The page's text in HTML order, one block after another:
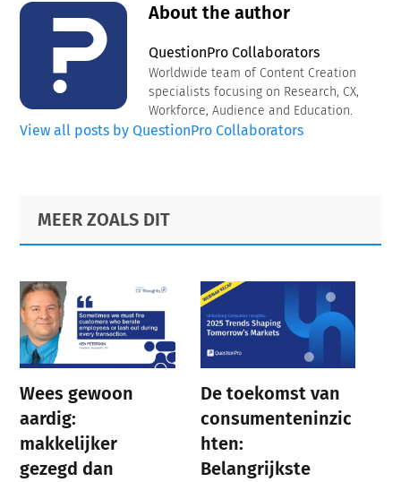
About the author
QuestionPro Collaborators
Worldwide team of Content Creation
specialists focusing on Research, CX,
Workforce, Audience and Education.
View all posts by QuestionPro Collaborators
Primary
Sidebar
Footer
MEER ZOALS DIT
Wees gewoon
aardig:
makkelijker
gezegd dan
De toekomst van
consumenteninzic
hten:
Belangrijkste